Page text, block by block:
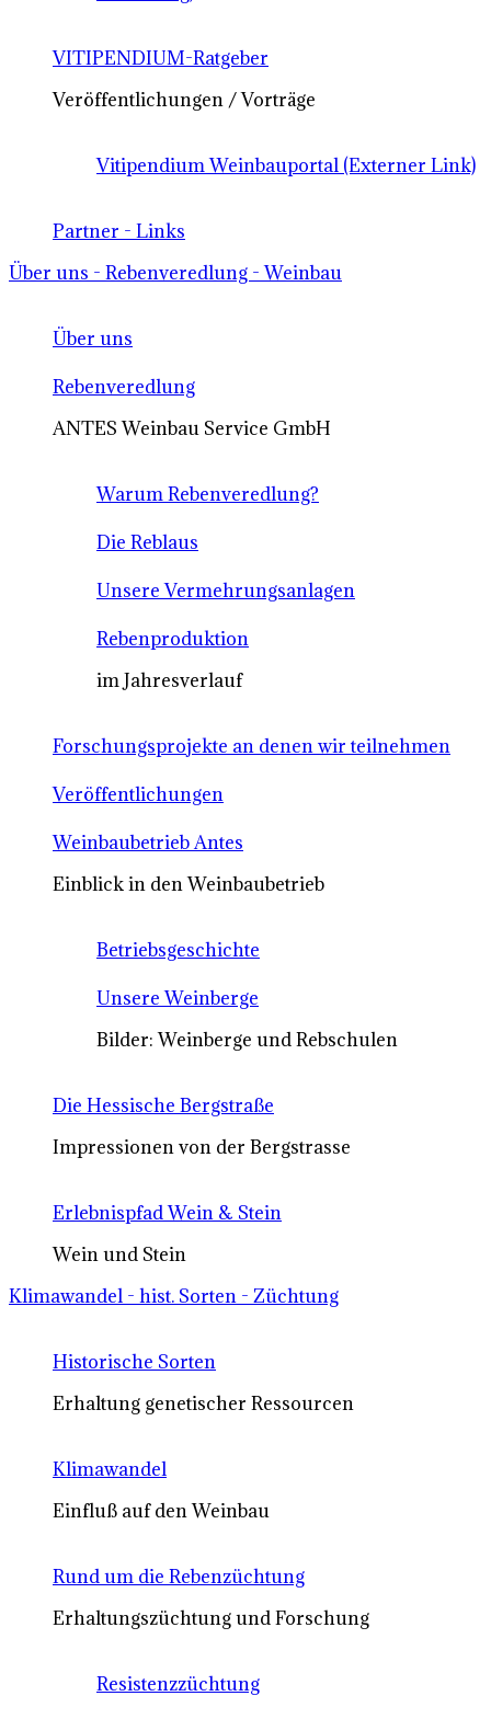
VITIPENDIUM-Ratgeber
Veröffentlichungen / Vorträge
Vitipendium Weinbauportal (Externer Link)
Partner - Links
Über uns - Rebenveredlung - Weinbau
Über uns
Rebenveredlung
ANTES Weinbau Service GmbH
Warum Rebenveredlung?
Die Reblaus
Unsere Vermehrungsanlagen
Rebenproduktion
im Jahresverlauf
Forschungsprojekte an denen wir teilnehmen
Veröffentlichungen
Weinbaubetrieb Antes
Einblick in den Weinbaubetrieb
Betriebsgeschichte
Unsere Weinberge
Bilder: Weinberge und Rebschulen
Die Hessische Bergstraße
Impressionen von der Bergstrasse
Erlebnispfad Wein & Stein
Wein und Stein
Klimawandel - hist. Sorten - Züchtung
Historische Sorten
Erhaltung genetischer Ressourcen
Klimawandel
Einfluß auf den Weinbau
Rund um die Rebenzüchtung
Erhaltungszüchtung und Forschung
Resistenzzüchtung